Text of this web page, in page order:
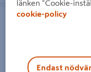
BRASTÄNDARE SOLSTICKAN
länken "Cookie-
cookie-policy
Endast